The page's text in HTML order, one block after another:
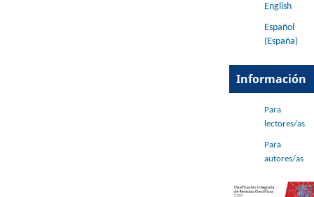
English
Español
(España)
Información
Para
lectores/as
Para
autores/as